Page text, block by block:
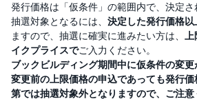
発行価格は「仮条件」の範囲内で、決定さ
抽選対象となるには、 決定した発行価格
ますので、抽選に確実に進みたい方は、
イクプライスでご入力ください。
ブックビルディング期間中に仮条件の変
変更前の上限価格の申込であっても発行
第では抽選対象外となりますので、ご注意